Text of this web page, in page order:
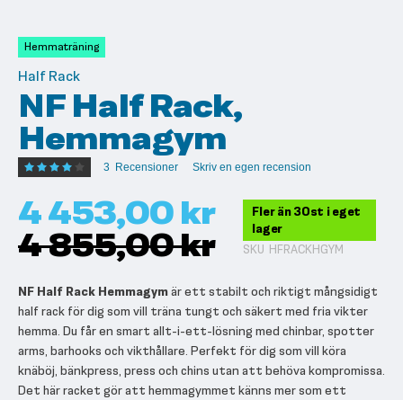
av
bildgalleriet
Hemmaträning
Half Rack
NF Half Rack,
Hemmagym
Betyg:
80
% of100
3 Recensioner Skriv en egen recension
4 453,00 kr
4 855,00 kr
Fler än 30st i eget
lager
SKU HFRACKHGYM
NF Half Rack Hemmagymär ett stabilt och riktigt mångsidigt
half rack för dig som vill träna tungt och säkert med fria vikter
hemma. Du får en smart allt-i-ett-lösning med chinbar, spotter
arms, barhooks och vikthållare. Perfekt för dig som vill köra
knäböj, bänkpress, press och chins utan att behöva kompromissa.
Det här racket gör att hemmagymmet känns mer som ett